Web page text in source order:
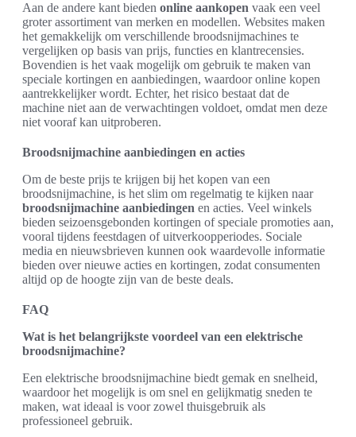
Aan de andere kant bieden online aankopen vaak een veel
groter assortiment van merken en modellen. Websites maken
het gemakkelijk om verschillende broodsnijmachines te
vergelijken op basis van prijs, functies en klantrecensies.
Bovendien is het vaak mogelijk om gebruik te maken van
speciale kortingen en aanbiedingen, waardoor online kopen
aantrekkelijker wordt. Echter, het risico bestaat dat de
machine niet aan de verwachtingen voldoet, omdat men deze
niet vooraf kan uitproberen.
Broodsnijmachine aanbiedingen en acties
Om de beste prijs te krijgen bij het kopen van een
broodsnijmachine, is het slim om regelmatig te kijken naar
broodsnijmachine aanbiedingen en acties. Veel winkels
bieden seizoensgebonden kortingen of speciale promoties aan,
vooral tijdens feestdagen of uitverkoopperiodes. Sociale
media en nieuwsbrieven kunnen ook waardevolle informatie
bieden over nieuwe acties en kortingen, zodat consumenten
altijd op de hoogte zijn van de beste deals.
FAQ
Wat is het belangrijkste voordeel van een elektrische
broodsnijmachine?
Een elektrische broodsnijmachine biedt gemak en snelheid,
waardoor het mogelijk is om snel en gelijkmatig sneden te
maken, wat ideaal is voor zowel thuisgebruik als
professioneel gebruik.